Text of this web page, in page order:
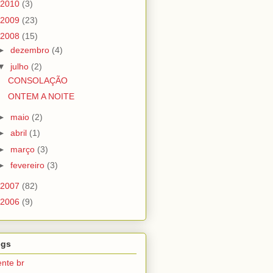
2010 (3)
2009 (23)
2008 (15)
dezembro (4)
julho (2)
CONSOLAÇÃO
ONTEM A NOITE
maio (2)
abril (1)
março (3)
fevereiro (3)
2007 (82)
2006 (9)
br